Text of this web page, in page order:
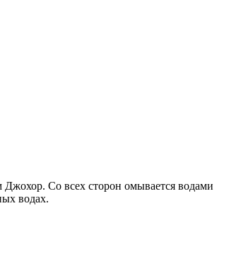
Джохор. Со всех сторон омывается водами
водах.